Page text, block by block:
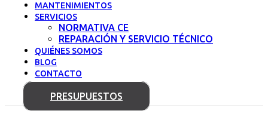
MANTENIMIENTOS
SERVICIOS
NORMATIVA CE
REPARACIÓN Y SERVICIO TÉCNICO
QUIÉNES SOMOS
BLOG
CONTACTO
PRESUPUESTOS